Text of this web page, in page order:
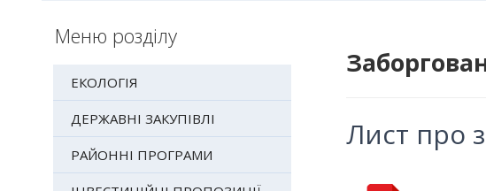
Меню розділу
ЕКОЛОГІЯ
ДЕРЖАВНІ ЗАКУПІВЛІ
РАЙОННІ ПРОГРАМИ
Лист про